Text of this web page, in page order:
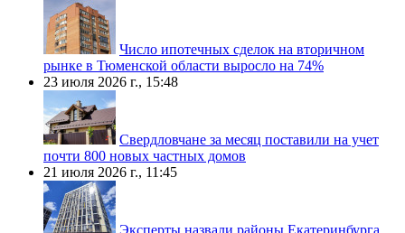
Число ипотечных сделок на вторичном
рынке в Тюменской области выросло на 74%
23 июля 2026 г., 15:48
Свердловчане за месяц поставили на учет
почти 800 новых частных домов
21 июля 2026 г., 11:45
Эксперты назвали районы Екатеринбурга,